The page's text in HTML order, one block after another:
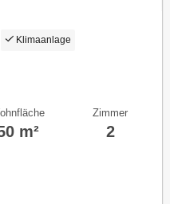
Klimaanlage
m²
Zimmer
2